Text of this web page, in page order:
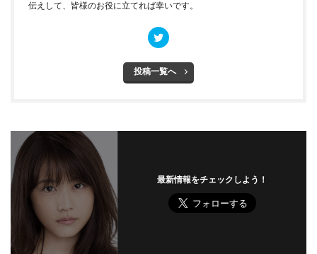
伝えして、皆様のお役に立てれば幸いです。
投稿一覧へ
最新情報をチェックしよう！